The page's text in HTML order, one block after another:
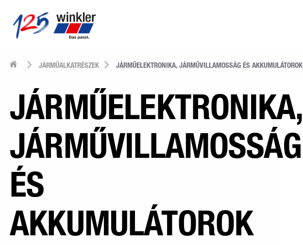
JÁRMŰALKATRÉSZEK JÁRMŰELEKTRONIKA, JÁRMŰVILLAMOSSÁG ÉS AKKUMULÁTOROK
JÁRMŰELEKTRONIKA,
JÁRMŰVILLAMOSSÁG
ÉS
AKKUMULÁTOROK